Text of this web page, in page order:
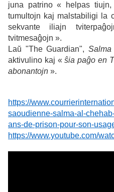
juna patrino « helpas
tumultojn kaj malstabiligi la
sekvante iliajn
tvitmesaĝojn ».
Laŭ "The Guardian", Salma
aktivulino kaj «ŝia paĝo en
abonantojn ».
https://
saoudienne-salma-al-
ans-de-prison-pour-son-
https://www.youtube.com/